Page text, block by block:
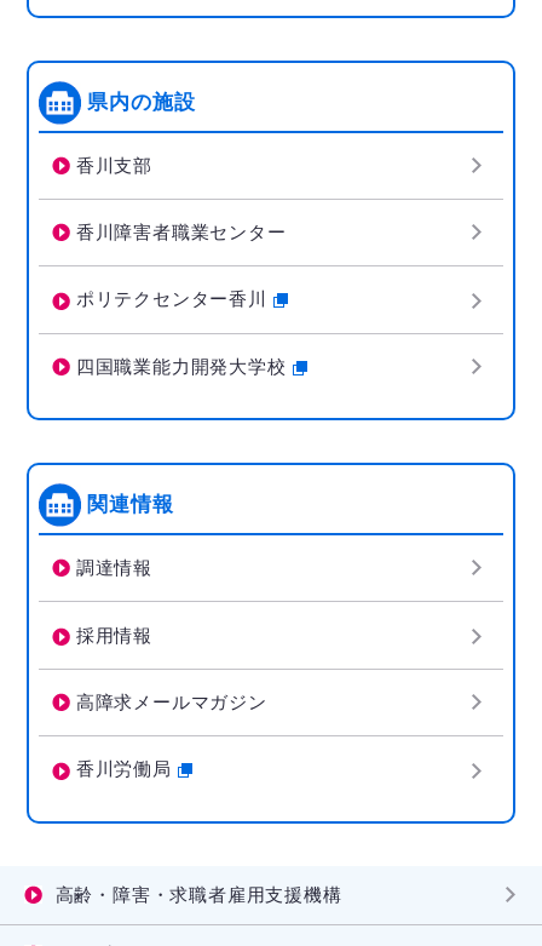
県内の施設
香川支部
香川障害者職業センター
ポリテクセンター香川
四国職業能力開発大学校
関連情報
調達情報
採用情報
高障求メールマガジン
香川労働局
高齢・障害・求職者雇用支援機構